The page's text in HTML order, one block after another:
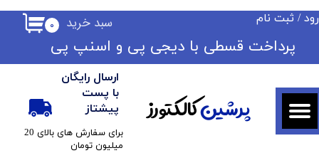
ارسال رایگان
با پست
پیشتاز
​برای سفارش های بالای 20
میلیون تومان
۰ سبد خرید / ثبت نام
حساب کاربری من
تغییر گذر واژه
سفارشات
خروج از حساب کاربری
​​پرداخت قسطی با دیجی پی ​​​​​​​و اسنپ پی
پرشینکالکتورز